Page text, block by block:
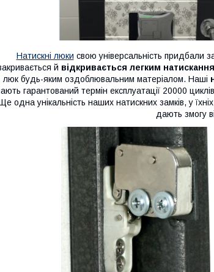
Натискні люки свою універсальність придбали
й відкривається легким
люк будь-яким оздоблювальним матеріалом. Наші
гарантований термін експлуатації 20000
одна унікальність наших натискних замків, у
дають змогу